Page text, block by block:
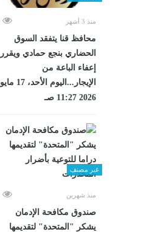
منذ 3 أشهر
محافظ قنا يتفقد السوق
الحضاري بنجع حمادي ويقرر
إعفاء الباعة من
الإيجار...اليوم الأحد، 17 مايو
2026 11:27 صـ
غير مصنف
منذ شهرين
صندوق مكافحة الإدمان
يشكر "المتحدة" لتقديمها